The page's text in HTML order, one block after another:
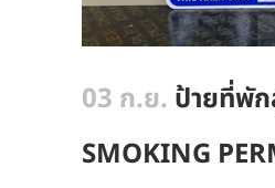
03 ก.ย. ป้ายที่พั
SMOKING